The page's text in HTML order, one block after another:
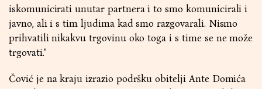
iskomunicirati unutar partnera i to smo komunicirali i
javno, ali i s tim ljudima kad smo razgovarali. Nismo
prihvatili nikakvu trgovinu oko toga i s time se ne može
trgovati."
Čović je na kraju izrazio podršku obitelji Ante Domića